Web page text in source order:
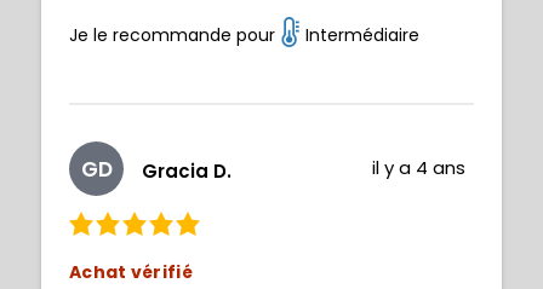
Je le recommande pour Intermédiaire
GD Gracia D. il y a 4 ans
Achat vérifié